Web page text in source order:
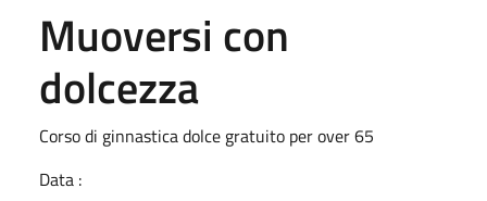
Muoversi con
dolcezza
Corso di ginnastica dolce gratuito per over 65
Data :